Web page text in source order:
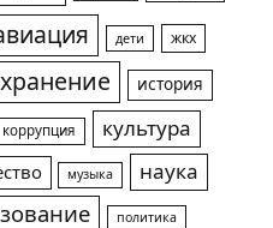
дети жкх
история
коррупция
культура
музыка
наука
политика